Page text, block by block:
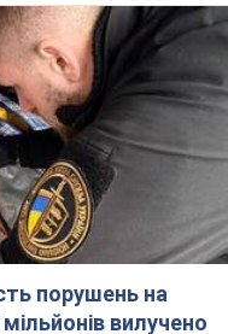
порушень на
вилучено